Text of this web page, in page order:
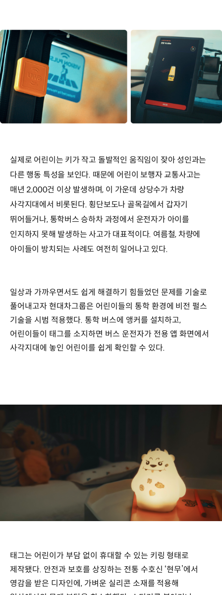
실제로 어린이는 키가 작고 돌발적인 움직임이 잦아 성인과는
다른 행동 특성을 보인다. 때문에 어린이 보행자 교통사고는
매년 2,000건 이상 발생하며, 이 가운데 상당수가 차량
사각지대에서 비롯된다. 횡단보도나 골목길에서 갑자기
뛰어들거나, 통학버스 승하차 과정에서 운전자가 아이를
인지하지 못해 발생하는 사고가 대표적이다. 여름철, 차량에
아이들이 방치되는 사례도 여전히 일어나고 있다.
일상과 가까우면서도 쉽게 해결하기 힘들었던 문제를 기술로
풀어내고자 현대차그룹은 어린이들의 통학 환경에 비전 펄스
기술을 시범 적용했다. 통학 버스에 앵커를 설치하고,
어린이들이 태그를 소지하면 버스 운전자가 전용 앱 화면에서
사각지대에 놓인 어린이를 쉽게 확인할 수 있다.
태그는 어린이가 부담 없이 휴대할 수 있는 키링 형태로
제작됐다. 안전과 보호를 상징하는 전통 수호신 ‘현무’에서
영감을 받은 디자인에, 가벼운 실리콘 소재를 적용해